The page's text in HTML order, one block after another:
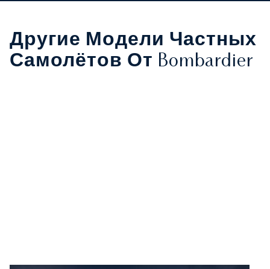
Другие Модели Частных
Самолётов От Bombardier